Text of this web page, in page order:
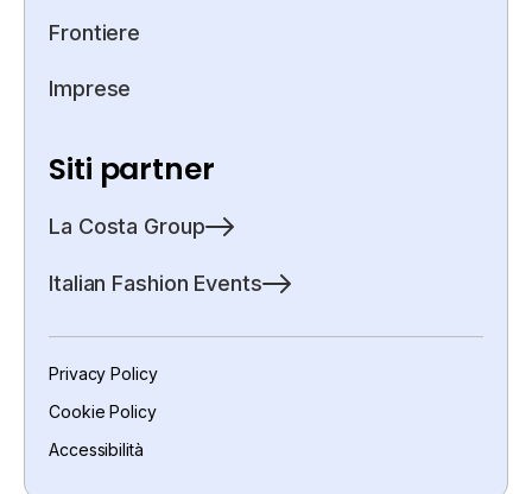
Frontiere
Imprese
Siti partner
La Costa Group
Italian Fashion Events
Privacy Policy
Cookie Policy
Accessibilità